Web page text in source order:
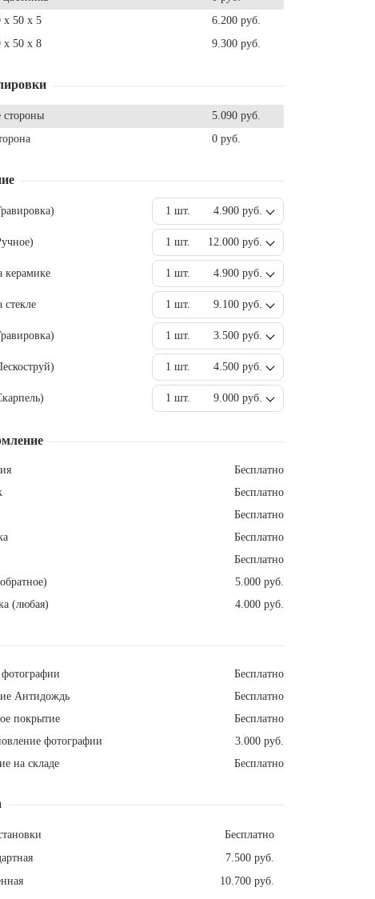
x 50 x 5
6.200 руб.
x 50 x 8
9.300 руб.
стороны
5.090 руб.
0 руб.
1 шт. 4.900 руб.
1 шт. 12.000 руб.
керамике 1 шт. 4.900 руб.
1 шт. 9.100 руб.
1 шт. 3.500 руб.
1 шт. 4.500 руб.
1 шт. 9.000 руб.
Бесплатно
Бесплатно
Бесплатно
Бесплатно
Бесплатно
5.000 руб.
(любая)
4.000 руб.
Бесплатно
Антидождь
Бесплатно
покрытие
Бесплатно
фотографии
3.000 руб.
на складе
Бесплатно
Бесплатно
7.500 руб.
10.700 руб.